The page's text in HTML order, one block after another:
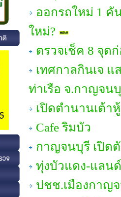
ออกรถใหม่ 1 คั
ใหม่?
ตรวจเช็ค 8 จุด
เทศกาลกินเจ แ
ท่าเรือ จ.กาญจน
เปิดตำนานเต้า
Cafe ริมบัว
กาญจนบุรี เปิด
ทุ่งบัวแดง-แลน
ปชช.เมืองกาญ